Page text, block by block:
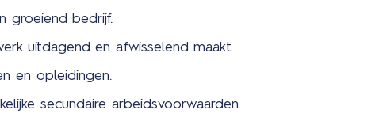
groeiend bedrijf.
uitdagend en afwisselend maakt.
en opleidingen.
secundaire arbeidsvoorwaarden.